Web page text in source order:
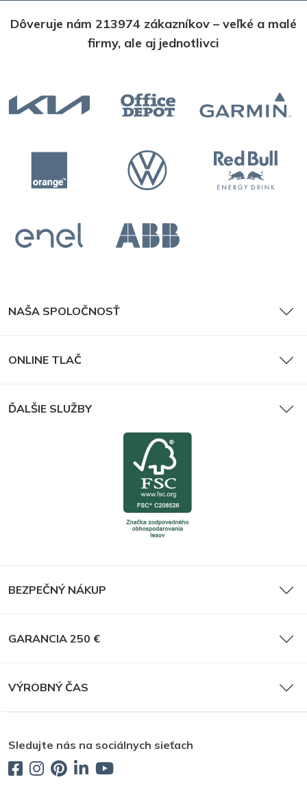
Dôveruje nám 213974 zákazníkov – veľké a malé
firmy, ale aj jednotlivci
NAŠA SPOLOČNOSŤ
ONLINE TLAČ
ĎALŠIE SLUŽBY
BEZPEČNÝ NÁKUP
GARANCIA 250 €
VÝROBNÝ ČAS
Sledujte nás na sociálnych sieťach